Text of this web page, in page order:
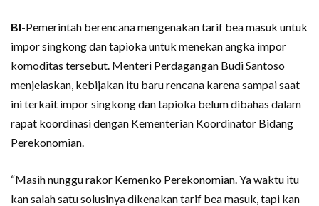
BI-Pemerintah berencana mengenakan tarif bea masuk untuk
impor singkong dan tapioka untuk menekan angka impor
komoditas tersebut. Menteri Perdagangan Budi Santoso
menjelaskan, kebijakan itu baru rencana karena sampai saat
ini terkait impor singkong dan tapioka belum dibahas dalam
rapat koordinasi dengan Kementerian Koordinator Bidang
Perekonomian.
“Masih nunggu rakor Kemenko Perekonomian. Ya waktu itu
kan salah satu solusinya dikenakan tarif bea masuk, tapi kan